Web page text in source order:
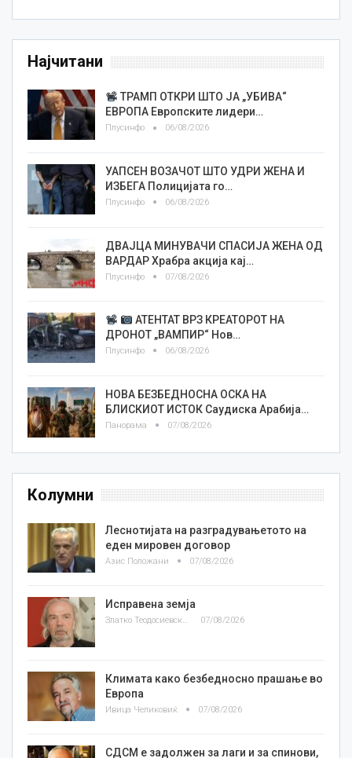
Најчитани
ТРАМП ОТКРИ ШТО ЈА „УБИВА“
ЕВРОПА Европските лидери…
Плусинфо 06/08/2026
УАПСЕН ВОЗАЧОТ ШТО УДРИ ЖЕНА И
ИЗБЕГА Полицијата го…
Плусинфо 06/08/2026
ДВАЈЦА МИНУВАЧИ СПАСИЈА ЖЕНА ОД
ВАРДАР Храбра акција кај…
Плусинфо 07/08/2026
АТЕНТАТ ВРЗ КРЕАТОРОТ НА
ДРОНОТ „ВАМПИР“ Нов…
Плусинфо 06/08/2026
НОВА БЕЗБЕДНОСНА ОСКА НА
БЛИСКИОТ ИСТОК Саудиска Арабија…
Панорама 07/08/2026
Колумни
Леснотијата на разградувањетото на
еден мировен договор
Азис Положани 07/08/2026
Исправена земја
Златко Теодосиевски 07/08/2026
Климата како безбедносно прашање во
Европа
Ивица Челиковиќ 07/08/2026
СДСМ е задолжен за лаги и за спинови,